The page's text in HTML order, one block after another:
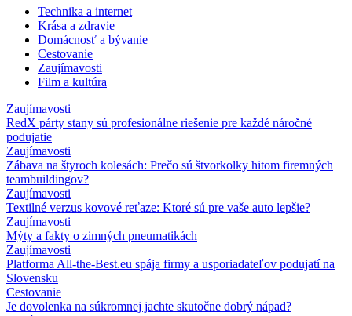
Technika a internet
Krása a zdravie
Domácnosť a bývanie
Cestovanie
Zaujímavosti
Film a kultúra
Zaujímavosti
RedX párty stany sú profesionálne riešenie pre každé náročné
podujatie
Zaujímavosti
Zábava na štyroch kolesách: Prečo sú štvorkolky hitom firemných
teambuildingov?
Zaujímavosti
Textilné verzus kovové reťaze: Ktoré sú pre vaše auto lepšie?
Zaujímavosti
Mýty a fakty o zimných pneumatikách
Zaujímavosti
Platforma All-the-Best.eu spája firmy a usporiadateľov podujatí na
Slovensku
Cestovanie
Je dovolenka na súkromnej jachte skutočne dobrý nápad?